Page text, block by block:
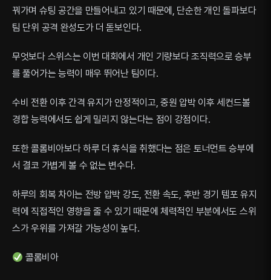
꿔가며 슈팅 공간을 만들어내고 있기 때문에, 단순한 개인 돌파보다
팀 단위 공격 완성도가 더 돋보인다.
무엇보다 스위스는 이번 대회에서 개인 기량보다 조직력으로 승부
를 풀어가는 능력이 매우 뛰어난 팀이다.
수비 전환 이후 간격 유지가 안정적이고, 중원 압박 이후 세컨드볼
경합 능력에서도 쉽게 밀리지 않는다는 점이 강점이다.
또한 콜롬비아보다 하루 더 휴식을 취했다는 점은 토너먼트 승부에
서 결코 가볍게 볼 수 없는 변수다.
하루의 회복 차이는 전방 압박 강도, 전환 속도, 후반 경기 템포 유지
력에 직접적인 영향을 줄 수 있기 때문에 체력적인 부분에서도 스위
스가 우위를 가져갈 가능성이 높다.
콜롬비아